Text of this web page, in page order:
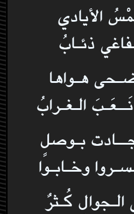
الأيادي
ذئـابُ
هـواها
الـغـرابُ
بـوصلٍ
وخـابـوا
كُـثرٌ